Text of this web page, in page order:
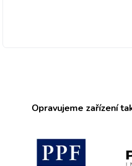
Opravujeme zařízení